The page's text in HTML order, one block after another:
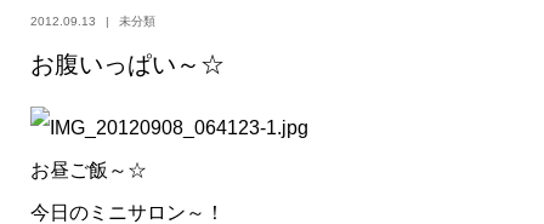
2012.09.13 未分類
お腹いっぱい～☆
お昼ご飯～☆
今日のミニサロン～！